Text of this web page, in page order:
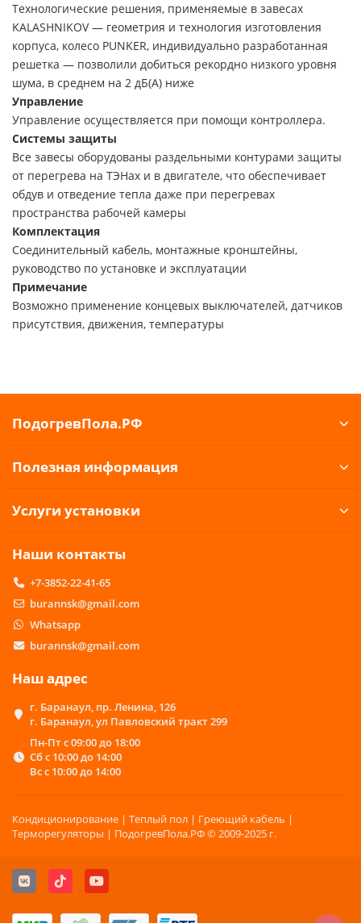
Технологические решения, применяемые в завесах
KALASHNIKOV — геометрия и технология изготовления
корпуса, колесо PUNKER, индивидуально разработанная
решетка — позволили добиться рекордно низкого уровня
шума, в среднем на 2 дБ(А) ниже
Управление
Управление осуществляется при помощи контроллера.
Системы защиты
Все завесы оборудованы раздельными контурами защиты
от перегрева на ТЭНах и в двигателе, что обеспечивает
обдув и отведение тепла даже при перегревах
пространства рабочей камеры
Комплектация
Соединительный кабель, монтажные кронштейны,
руководство по установке и эксплуатации
Примечание
Возможно применение концевых выключателей, датчиков
присутствия, движения, температуры
ПодогревПола.РФ
Полезная информация
Услуги установки
Наши контакты
+7-3852-22-41-65
burannsk@gmail.com
Whatsapp
burannsk@gmail.com
Наш адрес
г. Баранаул, пр. Ленина, 126
г. Баранаул, ул Павловский тракт 299
Пн-Пт с 09:00 до 18:00
Сб с 10:00 до 14:00
Вс с 10:00 до 14:00
Кондиционирование | Теплый пол | Греющий кабель |
Терморегуляторы | ПодогревПола.РФ © 2009-2025 г.